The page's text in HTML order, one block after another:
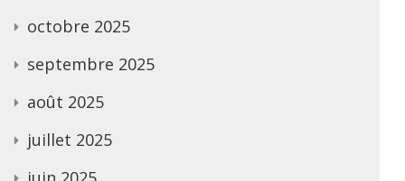
octobre 2025
septembre 2025
août 2025
juillet 2025